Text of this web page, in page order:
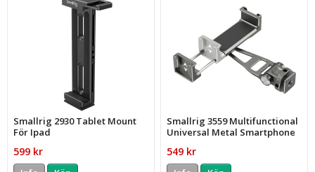
Smallrig 2930 Tablet Mount
För Ipad
599 kr
Smallrig 3559 Multifunctional
Universal Metal Smartphone
549 kr